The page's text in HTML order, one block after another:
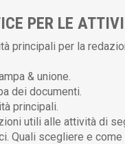
PER LE
principali per la
& unione.
dei documenti.
principali.
utili alle attività di
Quali scegliere e